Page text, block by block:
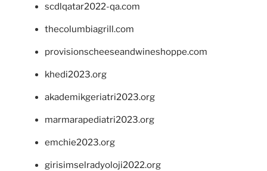
scdlqatar2022-qa.com
thecolumbiagrill.com
provisionscheeseandwineshoppe.com
khedi2023.org
akademikgeriatri2023.org
marmarapediatri2023.org
emchie2023.org
girisimselradyoloji2022.org